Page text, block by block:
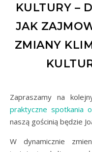
KULTURY –
JAK
ZMIANY
Zapraszamy na
praktyczne spotkania
naszą gościnią będzie
W dynamicznie